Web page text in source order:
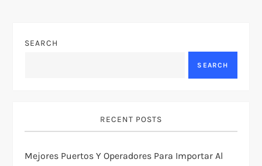
n
i
g
SEARCH
SEARCH
RECENT POSTS
Mejores Puertos Y Operadores Para Importar Al